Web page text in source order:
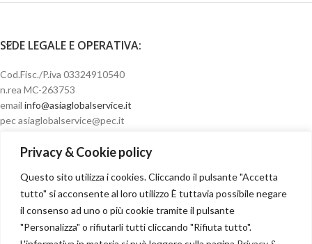
Privacy & Cookie policy
Questo sito utilizza i cookies. Cliccando il pulsante "Accetta
tutto" si acconsente al loro utilizzo È tuttavia possibile negare
il consenso ad uno o più cookie tramite il pulsante
"Personalizza" o rifiutarli tutti cliccando "Rifiuta tutto".
SEDE LEGALE E OPERATIVA:
Cod.Fisc./P.iva 03324910540
n.rea MC-263753
email info@asiaglobalservice.it
pec asiaglobalservice@pec.it
Condizioni di vendita